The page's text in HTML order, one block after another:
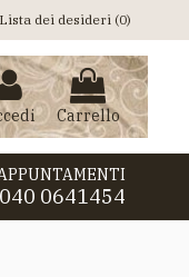
Lista dei desideri (0)
Carrello
0641454